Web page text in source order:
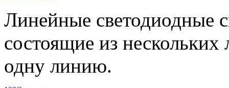
Линейные светодиодные
состоящие из
одну линию.